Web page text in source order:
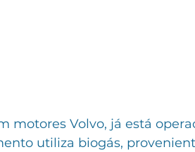
motores Volvo, já está
utiliza biogás,